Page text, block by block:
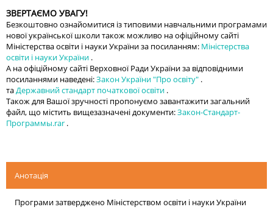
ЗВЕРТАЄМО УВАГУ!
Безкоштовно ознайомитися із типовими навчальними програмами
нової української школи також можливо на офіційному сайті
Міністерства освіти і науки України за посиланням: Міністерства
освіти і науки України .
А на офіційному сайті Верховної Ради України за відповідними
посиланнями наведені:Закон України "Про освіту" .
таДержавний стандарт початкової освіти .
Також для Вашої зручності пропонуємо завантажити загальний
файл, що містить вищезазначені документи:Закон-Стандарт-
Программы.rar .
Анотація
Програми затверджено Міністерством освіти і науки України